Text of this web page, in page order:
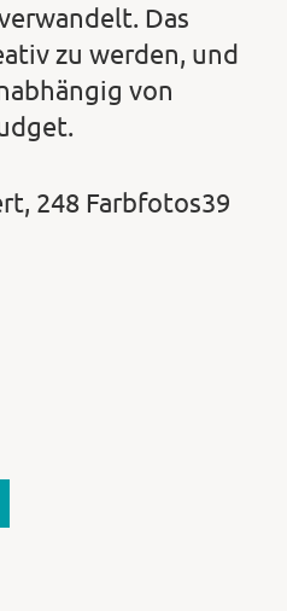
Das
zu werden, und
von
248 Farbfotos39